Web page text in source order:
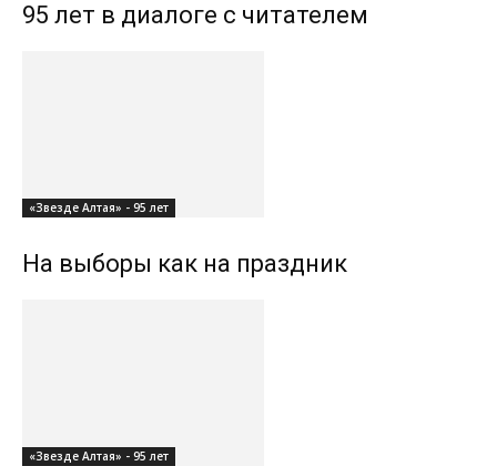
95 лет в диалоге с читателем
«Звезде Алтая» - 95 лет
На выборы как на праздник
«Звезде Алтая» - 95 лет